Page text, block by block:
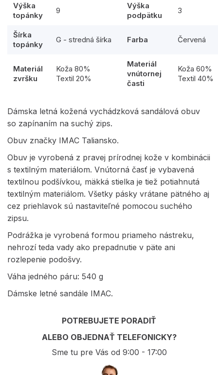
Výška
topánky
9
Výška
podpätku
3
Šírka
topánky
G - stredná šírka Farba Červená
Materiál
zvršku
Koža 80%
Textil 20%
Materiál
vnútornej
časti
Koža 60%
Textil 40%
Dámska letná kožená vychádzková sandálová obuv
so zapínaním na suchý zips.
Obuv značky IMAC Taliansko.
Obuv je vyrobená z pravej prírodnej kože v kombinácii
s textilným materiálom. Vnútorná časť je vybavená
textilnou podšívkou, mäkká stielka je tiež potiahnutá
textilným materiálom. Všetky pásky vrátane pätného aj
cez priehlavok sú nastaviteľné pomocou suchého
zipsu.
Podrážka je vyrobená formou priameho nástreku,
nehrozí teda vady ako prepadnutie v päte ani
rozlepenie podošvy.
Váha jedného páru: 540 g
Dámske letné sandále IMAC.
POTREBUJETE PORADIŤ
ALEBO OBJEDNAŤ TELEFONICKY?
Sme tu pre Vás od 9:00 - 17:00